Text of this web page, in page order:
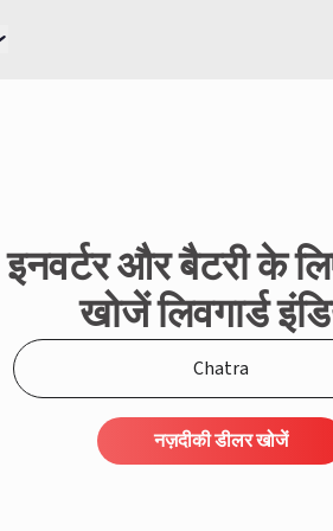
इनवर्टर और बैटरी के
खोजें लिवगार्ड
नज़दीकी डीलर खोजें